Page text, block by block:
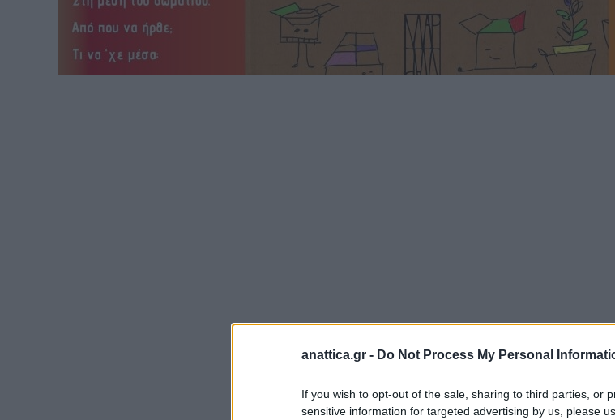
anattica.gr - Do Not Process My Personal
If you wish to opt-out of the sale, sharing to third parties, or
sensitive information for targeted advertising by us, please